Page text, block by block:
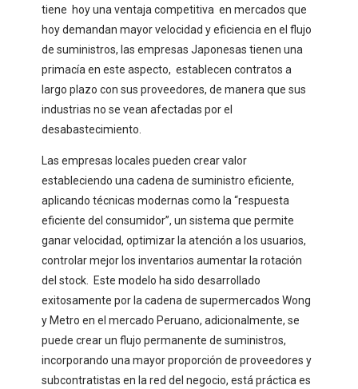
tiene hoy una ventaja competitiva en mercados que
hoy demandan mayor velocidad y eficiencia en el flujo
de suministros, las empresas Japonesas tienen una
primacía en este aspecto, establecen contratos a
largo plazo con sus proveedores, de manera que sus
industrias no se vean afectadas por el
desabastecimiento.
Las empresas locales pueden crear valor
estableciendo una cadena de suministro eficiente,
aplicando técnicas modernas como la “respuesta
eficiente del consumidor”, un sistema que permite
ganar velocidad, optimizar la atención a los usuarios,
controlar mejor los inventarios aumentar la rotación
del stock. Este modelo ha sido desarrollado
exitosamente por la cadena de supermercados Wong
y Metro en el mercado Peruano, adicionalmente, se
puede crear un flujo permanente de suministros,
incorporando una mayor proporción de proveedores y
subcontratistas en la red del negocio, está práctica es